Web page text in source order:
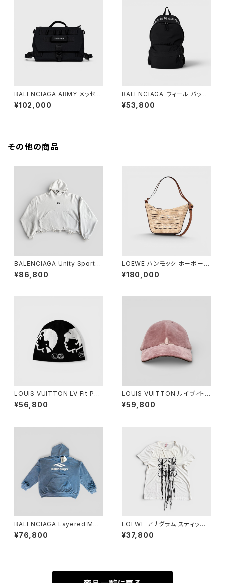
BALENCIAGA ARMY メッセン
ジャーバッグ スモール ブラック
¥102,000
BALENCIAGA ウィール バック
パック ブラック
¥53,800
その他の商品
BALENCIAGA Unity Sports I
con Cropped Hoodie Beig
e 1
¥86,800
LOEWE ハンモック ホーボーバ
ッグ ミニ ラフィア
¥180,000
LOUIS VUITTON LV Fit Phri
endship Beanie Cotton Bla
ck S
¥56,800
LOUIS VUITTON ルイヴィトン
LV タッチ キャップ ローズ L M7
790L
¥59,800
BALENCIAGA Layered Med
ium Fit Hoodie Blue S
¥76,800
LOEWE アナグラム スティッチ
Tシャツ ホワイト M
¥37,800